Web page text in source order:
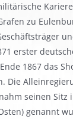
zu
erster
1867 das
Die
seinen Sitz
genannt